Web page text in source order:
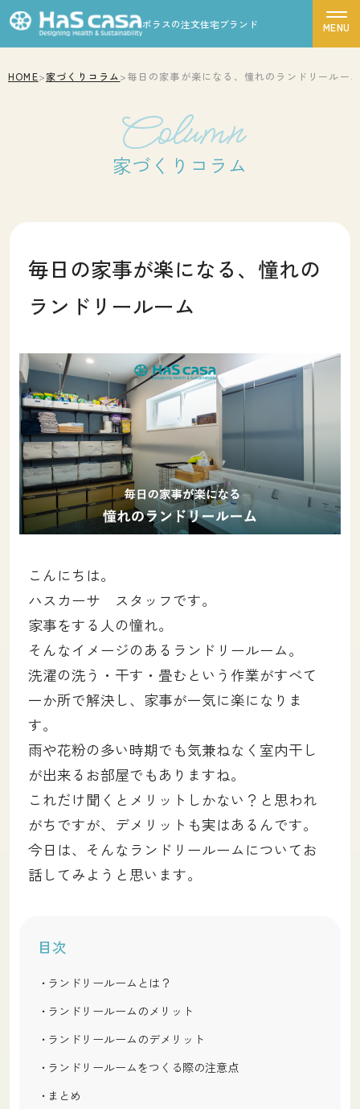
ポラスの注文住宅ブランド
ハスカーサについて
モデルハウス
お客様の声
土地をお探しの方
会社概要
採用情報
各種お問い合わせ
カタログ請求
来場予約
イベント情報
お問い合わせ
プライバシーポリシー
カスタマーハラスメントポリシー
HOME>家づくりコラム>毎日の家事が楽になる、憧れのランドリールー
Column
家づくりコラム
毎日の家事が楽になる、憧れの
ランドリールーム
こんにちは。
ハスカーサ スタッフです。
家事をする人の憧れ。
そんなイメージのあるランドリールーム。
洗濯の洗う・干す・畳むという作業がすべて
一か所で解決し、家事が一気に楽になりま
す。
雨や花粉の多い時期でも気兼ねなく室内干し
が出来るお部屋でもありますね。
これだけ聞くとメリットしかない？と思われ
がちですが、デメリットも実はあるんです。
今日は、そんなランドリールームについてお
話してみようと思います。
目次
ランドリールームとは？
ランドリールームのメリット
ランドリールームのデメリット
ランドリールームをつくる際の注意点
まとめ